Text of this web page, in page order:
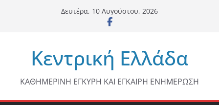
Δευτέρα, 10 Αυγούστου, 2026
Κεντρική Ελλάδα
ΚΑΘΗΜΕΡΙΝΗ ΕΓΚΥΡΗ ΚΑΙ ΕΓΚΑΙΡΗ ΕΝΗΜΕΡΩΣΗ